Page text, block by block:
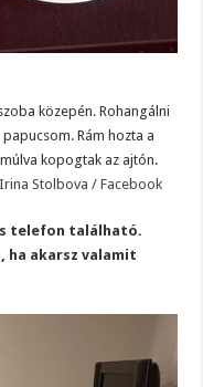
közepén. Rohangálni
Rám hozta a
kopogtak az ajtón.
Stolbova / Facebook
telefon található.
ha akarsz valamit